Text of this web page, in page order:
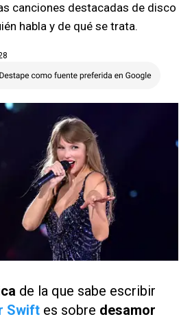
canciones destacadas de disco
habla y de qué se trata.
de la que sabe escribir
Swift es sobre desamor